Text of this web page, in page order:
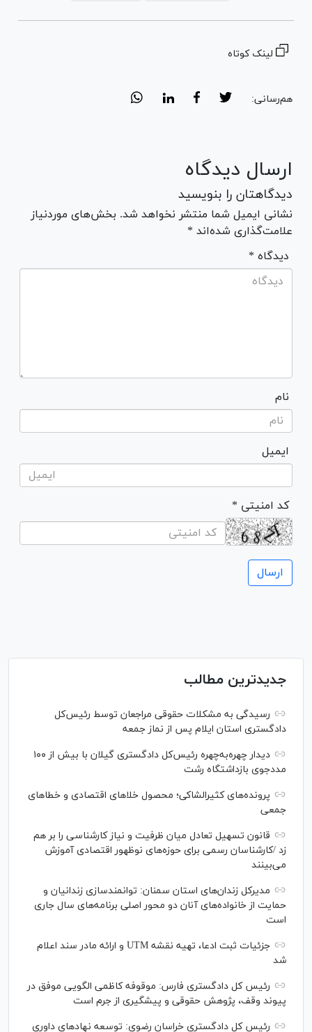
لینک کوتاه
هم‌رسانی:
ارسال دیدگاه
دیدگاهتان را بنویسید
نشانی ایمیل شما منتشر نخواهد شد. بخش‌های موردنیاز
علامت‌گذاری شده‌اند *
* دیدگاه
نام
ایمیل
* کد امنیتی
جدیدترین مطالب
رسیدگی به مشکلات حقوقی مراجعان توسط رئیس‌کل
دادگستری استان ایلام پس از نماز جمعه
دیدار چهره‌به‌چهره رئیس‌کل دادگستری گیلان با بیش از ۱۰۰
مددجوی بازداشتگاه رشت
پرونده‌های کثیرالشاکی؛ محصول خلا‌های اقتصادی و خطا‌های
جمعی
قانون تسهیل تعادل میان ظرفیت و نیاز کارشناسی را بر هم
زد /کارشناسان رسمی برای حوزه‌های نوظهور اقتصادی آموزش
می‌بینند
مدیرکل زندان‌های استان سمنان: توانمندسازی زندانیان و
حمایت از خانواده‌های آنان دو محور اصلی برنامه‌های سال جاری
است
جزئیات ثبت ادعا، تهیه نقشه UTM و ارائه مادر سند اعلام
شد
رئیس کل دادگستری فارس: موقوفه کاظمی الگویی موفق در
پیوند وقف، پژوهش حقوقی و پیشگیری از جرم است
رئیس کل دادگستری خراسان رضوی: توسعه نهاد‌های داوری